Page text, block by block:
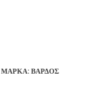
ΜΆΡΚΑ: ΒΆΡΔΟΣ